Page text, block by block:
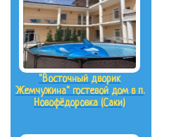
"Восточный дворик
Жемчужина" гостевой дом в п.
Новофёдоровка (Саки)